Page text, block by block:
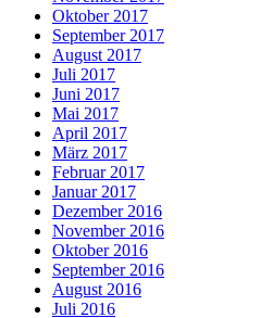
Oktober 2017
September 2017
August 2017
Juli 2017
Juni 2017
Mai 2017
April 2017
März 2017
Februar 2017
Januar 2017
Dezember 2016
November 2016
Oktober 2016
September 2016
August 2016
Juli 2016